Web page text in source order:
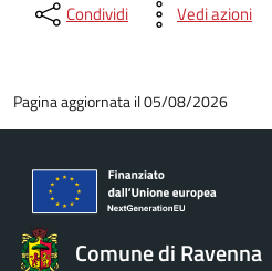
Condividi Vedi azioni
Pagina aggiornata il 05/08/2026
Comune di Ravenna